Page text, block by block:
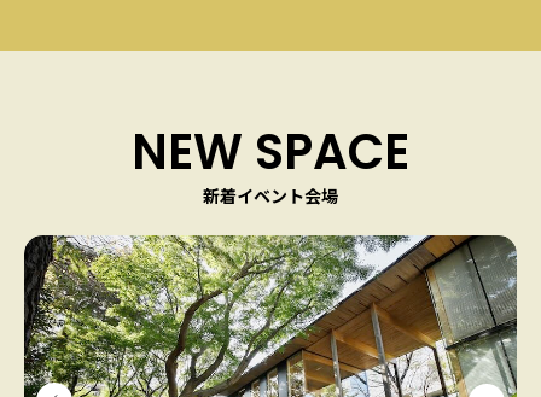
NEW SPACE
新着イベント会場